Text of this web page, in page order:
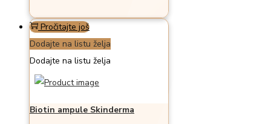
Pročitajte još
Dodajte na listu želja
Dodajte na listu želja
Biotin ampule Skinderma